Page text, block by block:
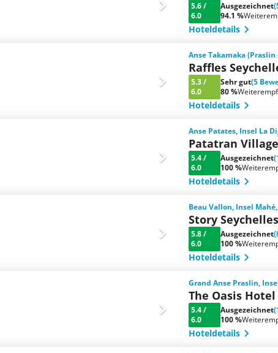
5.6/
6.0
Ausgezeichnet
94.1 %
Hoteldetails
Anse Takamaka
Raffles
5.3/
6.0
Sehr gut(5
80 %
Hoteldetails
Anse Patates, Insel La
Patatran
5.4/
6.0
Ausgezeichnet
100 %
Hoteldetails
Beau Vallon, Insel
Story Seychelles
5.8/
6.0
Ausgezeichnet
100 %
Hoteldetails
Grand Anse Praslin,
The Oasis
5.4/
6.0
Ausgezeichnet
100 %
Hoteldetails